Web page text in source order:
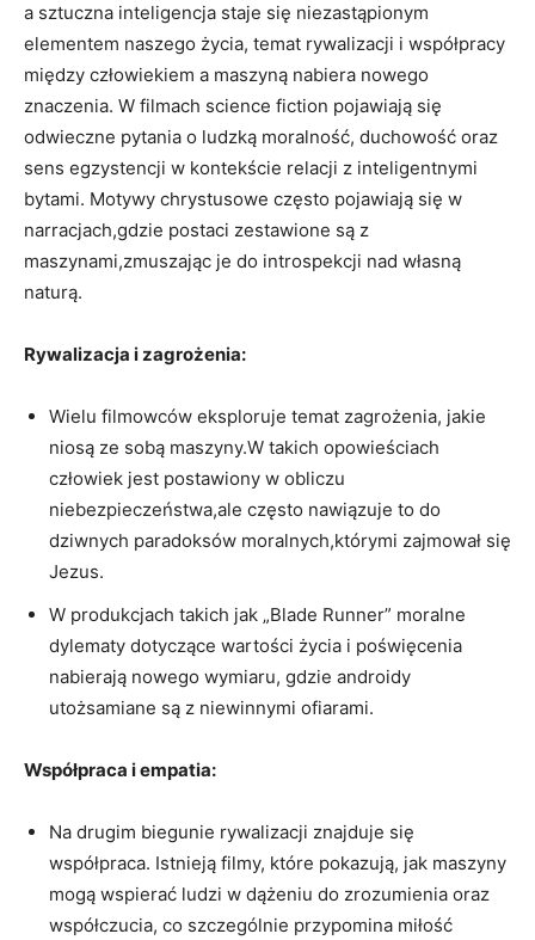
a sztuczna inteligencja staje się niezastąpionym
elementem naszego życia, temat rywalizacji i współpracy
między człowiekiem a maszyną nabiera nowego
znaczenia. W filmach science fiction pojawiają się
odwieczne pytania o ludzką moralność, duchowość oraz
sens egzystencji w kontekście relacji z inteligentnymi
bytami. Motywy chrystusowe często pojawiają się w
narracjach,gdzie postaci zestawione są z
maszynami,zmuszając je do introspekcji nad własną
naturą.
Rywalizacja i zagrożenia:
Wielu filmowców eksploruje temat zagrożenia, jakie
niosą ze sobą maszyny.W takich opowieściach
człowiek jest postawiony w obliczu
niebezpieczeństwa,ale często nawiązuje to do
dziwnych paradoksów moralnych,którymi zajmował się
Jezus.
W produkcjach takich jak „Blade Runner” moralne
dylematy dotyczące wartości życia i poświęcenia
nabierają nowego wymiaru, gdzie androidy
utożsamiane są z niewinnymi ofiarami.
Współpraca i empatia:
Na drugim biegunie rywalizacji znajduje się
współpraca. Istnieją filmy, które pokazują, jak maszyny
mogą wspierać ludzi w dążeniu do zrozumienia oraz
współczucia, co szczególnie przypomina miłość